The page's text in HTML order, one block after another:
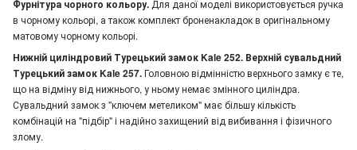
Фурнітура чорного кольору. Для даної моделі використовується ручка
в чорному кольорі, а також комплект броненакладок в оригінальному
матовому чорному кольорі.
Нижній циліндровий Турецький замок Kale 252. Верхній сувальдний
Турецький замок Kale 257.Головною відмінністю верхнього замку є те,
що на відміну від нижнього, у ньому немає змінного циліндра.
Сувальдний замок з "ключем метеликом" має більшу кількість
комбінацій на "підбір" і надійно захищений від вибивання і фізичного
злому.